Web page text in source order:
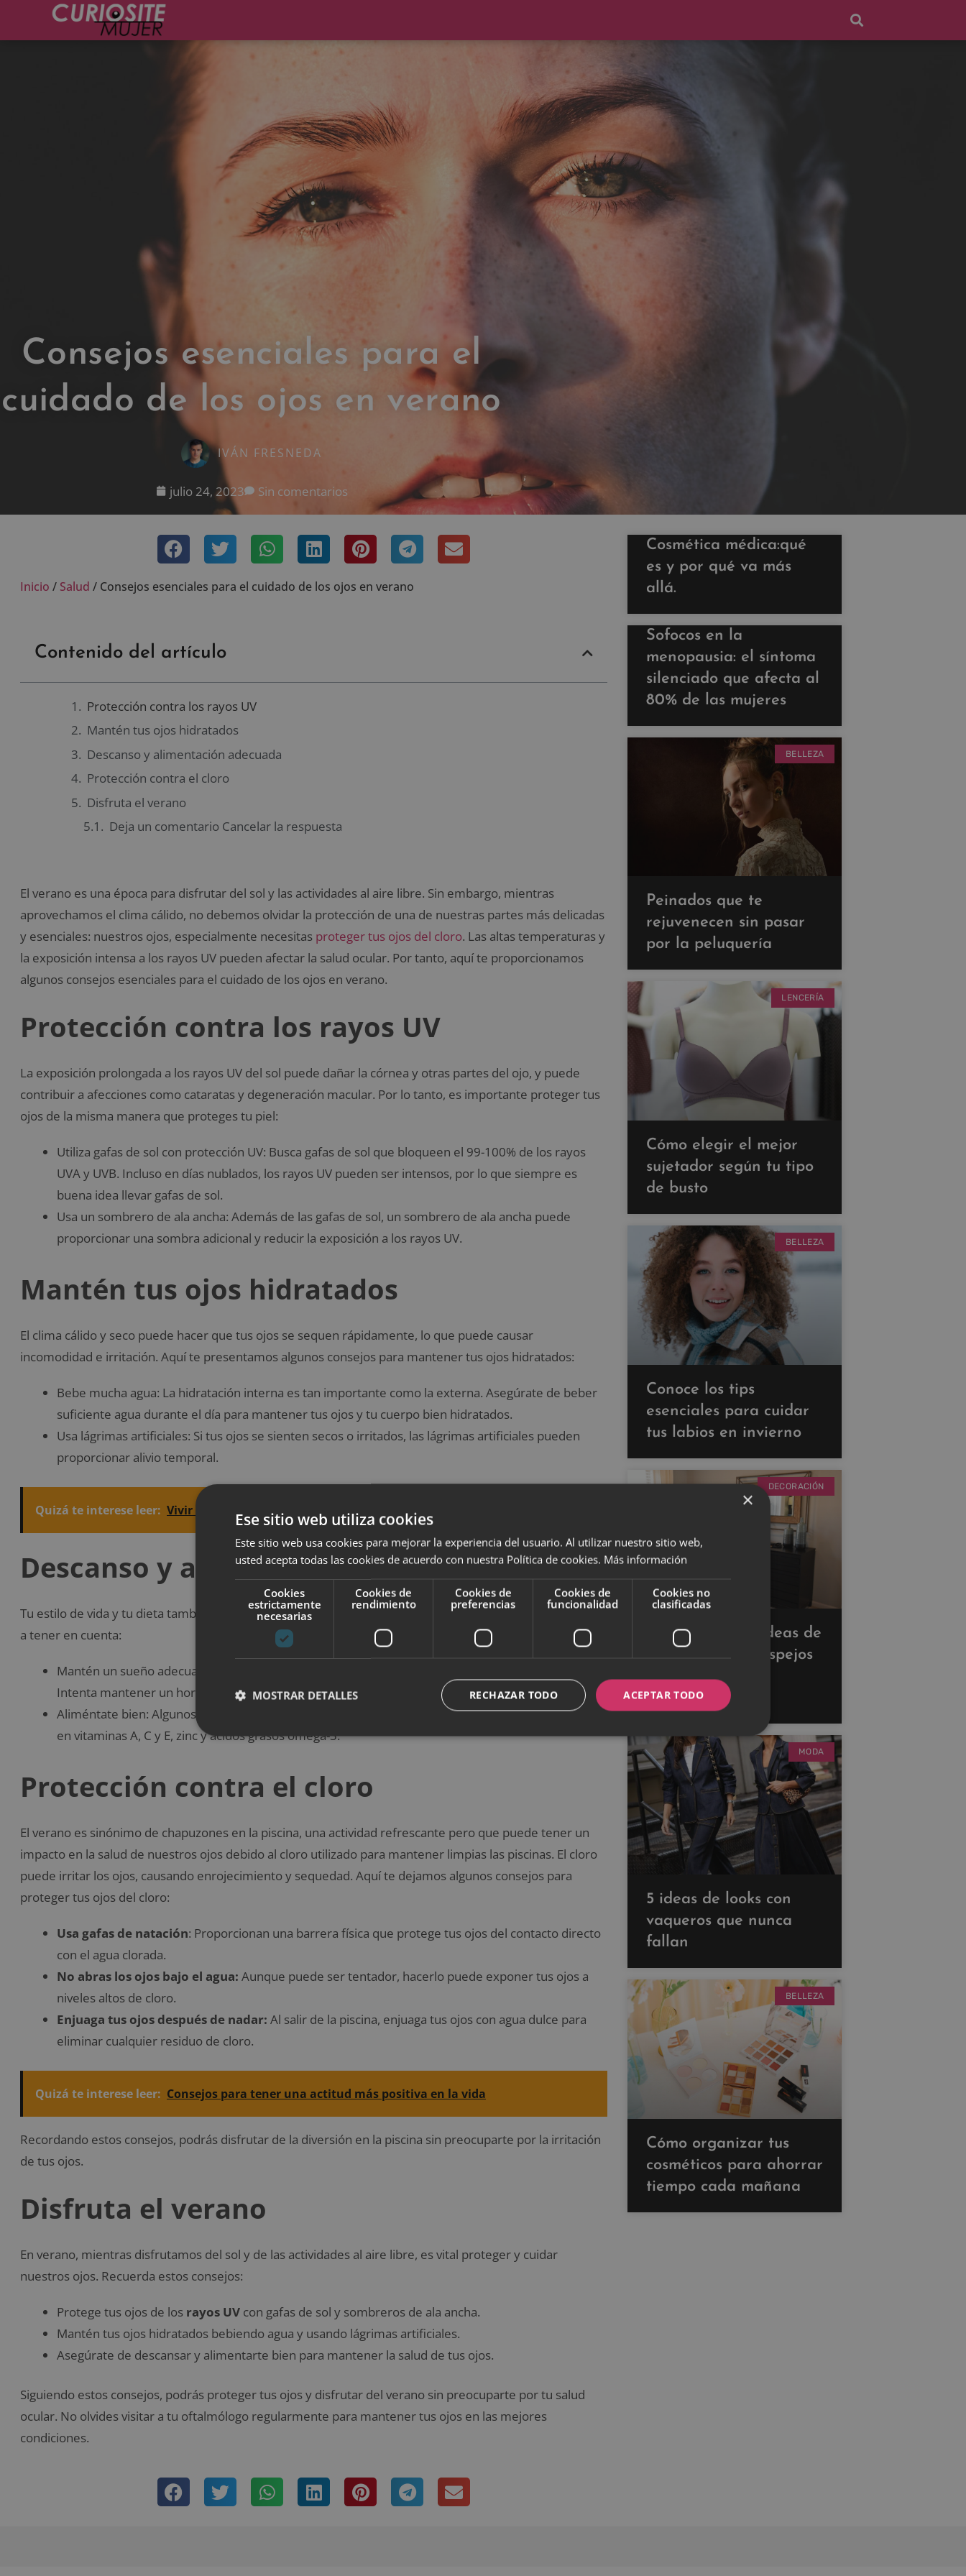
Consejos esenciales para el
cuidado de los ojos en verano
IVÁN FRESNEDA
julio 24, 2023 Sin comentarios
Inicio / Salud / Consejos esenciales para el cuidado de los ojos en verano
Contenido del artículo
Protección contra los rayos UV
Mantén tus ojos hidratados
Descanso y alimentación adecuada
Protección contra el cloro
Disfruta el verano
Deja un comentario Cancelar la respuesta
El verano es una época para disfrutar del sol y las actividades al aire libre. Sin embargo, mientras
aprovechamos el clima cálido, no debemos olvidar la protección de una de nuestras partes más delicadas
y esenciales: nuestros ojos, especialmente necesitas proteger tus ojos del cloro. Las altas temperaturas y
la exposición intensa a los rayos UV pueden afectar la salud ocular. Por tanto, aquí te proporcionamos
algunos consejos esenciales para el cuidado de los ojos en verano.
Protección contra los rayos UV
La exposición prolongada a los rayos UV del sol puede dañar la córnea y otras partes del ojo, y puede
contribuir a afecciones como cataratas y degeneración macular. Por lo tanto, es importante proteger tus
ojos de la misma manera que proteges tu piel:
Utiliza gafas de sol con protección UV: Busca gafas de sol que bloqueen el 99-100% de los rayos
UVA y UVB. Incluso en días nublados, los rayos UV pueden ser intensos, por lo que siempre es
buena idea llevar gafas de sol.
Usa un sombrero de ala ancha: Además de las gafas de sol, un sombrero de ala ancha puede
proporcionar una sombra adicional y reducir la exposición a los rayos UV.
Mantén tus ojos hidratados
El clima cálido y seco puede hacer que tus ojos se sequen rápidamente, lo que puede causar
incomodidad e irritación. Aquí te presentamos algunos consejos para mantener tus ojos hidratados:
Bebe mucha agua: La hidratación interna es tan importante como la externa. Asegúrate de beber
suficiente agua durante el día para mantener tus ojos y tu cuerpo bien hidratados.
Usa lágrimas artificiales: Si tus ojos se sienten secos o irritados, las lágrimas artificiales pueden
proporcionar alivio temporal.
Quizá te interese leer: Vivir más y mejor, cambios que deberías hacer en tu vida
Descanso y alimentación adecuada
Tu estilo de vida y tu dieta también pueden afectar la salud de tus ojos en verano. Aquí hay algunas cosas
a tener en cuenta:
Mantén un sueño adecuado: El sueño inadecuado puede causar ojos secos, hinchados y rojos.
Intenta mantener un horario de sueño regular y asegúrate de descansar lo suficiente.
Aliméntate bien: Algunos alimentos son buenos para la salud ocular. Estos incluyen aquellos ricos
en vitaminas A, C y E, zinc y ácidos grasos omega-3.
Protección contra el cloro
El verano es sinónimo de chapuzones en la piscina, una actividad refrescante pero que puede tener un
impacto en la salud de nuestros ojos debido al cloro utilizado para mantener limpias las piscinas. El cloro
puede irritar los ojos, causando enrojecimiento y sequedad. Aquí te dejamos algunos consejos para
proteger tus ojos del cloro:
Usa gafas de natación: Proporcionan una barrera física que protege tus ojos del contacto directo
con el agua clorada.
No abras los ojos bajo el agua: Aunque puede ser tentador, hacerlo puede exponer tus ojos a
niveles altos de cloro.
Enjuaga tus ojos después de nadar: Al salir de la piscina, enjuaga tus ojos con agua dulce para
eliminar cualquier residuo de cloro.
Quizá te interese leer: Consejos para tener una actitud más positiva en la vida
Recordando estos consejos, podrás disfrutar de la diversión en la piscina sin preocuparte por la irritación
de tus ojos.
Disfruta el verano
En verano, mientras disfrutamos del sol y de las actividades al aire libre, es vital proteger y cuidar
nuestros ojos. Recuerda estos consejos:
Protege tus ojos de los rayos UV con gafas de sol y sombreros de ala ancha.
Mantén tus ojos hidratados bebiendo agua y usando lágrimas artificiales.
Asegúrate de descansar y alimentarte bien para mantener la salud de tus ojos.
Siguiendo estos consejos, podrás proteger tus ojos y disfrutar del verano sin preocuparte por tu salud
ocular. No olvides visitar a tu oftalmólogo regularmente para mantener tus ojos en las mejores
condiciones.
Cosmética médica:qué
es y por qué va más
allá.
Sofocos en la
menopausia: el síntoma
silenciado que afecta al
80% de las mujeres
BELLEZA
Peinados que te
rejuvenecen sin pasar
por la peluquería
LENCERÍA
Cómo elegir el mejor
sujetador según tu tipo
de busto
BELLEZA
Conoce los tips
esenciales para cuidar
tus labios en invierno
DECORACIÓN
Descubre estas ideas de
decoración con espejos
para ampliar tus
espacios
MODA
5 ideas de looks con
vaqueros que nunca
fallan
BELLEZA
Cómo organizar tus
cosméticos para ahorrar
tiempo cada mañana
×
Ese sitio web utiliza cookies
Este sitio web usa cookies para mejorar la experiencia del usuario. Al utilizar nuestro sitio web,
usted acepta todas las cookies de acuerdo con nuestra Política de cookies. Más información
Cookies
estrictamente
necesarias
Cookies de
rendimiento
Cookies de
preferencias
Cookies de
funcionalidad
Cookies no
clasificadas
ACEPTAR TODO
RECHAZAR TODO
MOSTRAR DETALLES